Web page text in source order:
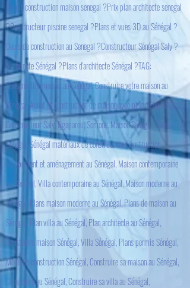
?Coût construction maison senegal ?Prix plan architecte senegal
?Constructeur piscine senegal ?Plans et vues 3D au Sénégal ?
Devis de construction au Senegal ?Constructeur Sénégal Saly ?
Architecte Sénégal ?Plans d'architecte Sénégal ?TAG:
Construction maison au Sénégal, Construire votre maison au
Sénégal, Achat et construction de maison avec piscine au Sénégal,
Constructeur Saly, Ngaparou, Somone, Maison Sénégal, Construire
Sénégal, Sénégal matériaux de construction, Construction
équipement et aménagement au Sénégal, Maison contemporaine
au Sénégal, Villa contemporaine au Sénégal, Maison moderne au
Sénégal, Plans maison moderne au Sénégal, Plans de maison au
Sénégal, Plan villa au Sénégal, Plan architecte au Sénégal,
Construire maison Sénégal, Villa Sénégal, Plans permis Sénégal,
Moderne construction Sénégal, Construire sa maison au Sénégal,
Construire au Sénégal, Construire sa villa au Sénégal,